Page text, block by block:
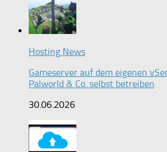
Hosting News
Gameserver auf dem eigenen
Palworld & Co. selbst betreiben
30.06.2026